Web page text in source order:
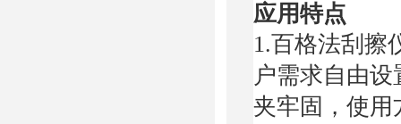
应用特点
1.百格法刮擦
户需求自由
夹牢固，使用